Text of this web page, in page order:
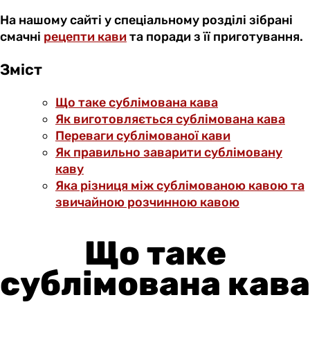
На нашому сайті у спеціальному розділі зібрані
смачні рецепти кавита поради з її приготування.
Зміст
Що таке сублімована кава
Як виготовляється сублімована кава
Переваги сублімованої кави
Як правильно заварити сублімовану
каву
Яка різниця між сублімованою кавою та
звичайною розчинною кавою
Що таке
сублімована кава